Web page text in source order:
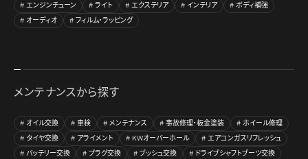
エンジンチューン
ライト エクステリア インテリア
ボディ補強
オーディオ
フィルム・ラッピング
メンテナンスから探す
オイル交換 車検 メンテナンス 事故修理・板金塗装
ホイール修理
タイヤ交換
アライメント KWオーバーホール
エアコンガスリフレッシュ
バッテリー交換
プラグ交換 ブッシュ交換
ドライブシャフトブーツ交換